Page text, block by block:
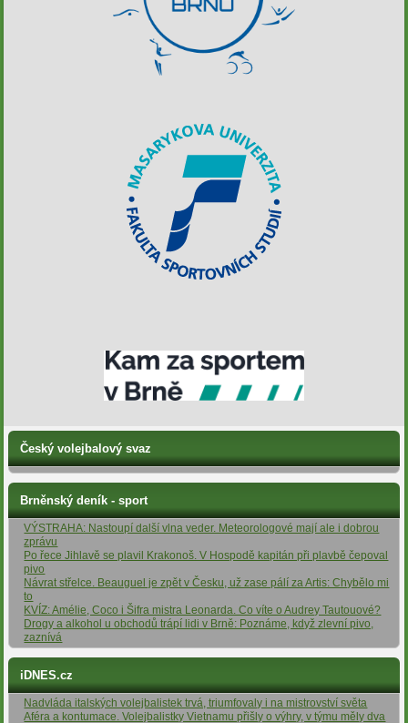
Český volejbalový svaz
Brněnský deník - sport
VÝSTRAHA: Nastoupí další vlna veder. Meteorologové mají ale i dobrou
zprávu
Po řece Jihlavě se plavil Krakonoš. V Hospodě kapitán při plavbě čepoval
pivo
Návrat střelce. Beauguel je zpět v Česku, už zase pálí za Artis: Chybělo mi
to
KVÍZ: Amélie, Coco i Šifra mistra Leonarda. Co víte o Audrey Tautouové?
Drogy a alkohol u obchodů trápí lidi v Brně: Poznáme, když zlevní pivo,
zaznívá
iDNES.cz
Nadvláda italských volejbalistek trvá, triumfovaly i na mistrovství světa
Aféra a kontumace. Volejbalistky Vietnamu přišly o výhry, v týmu měly dva